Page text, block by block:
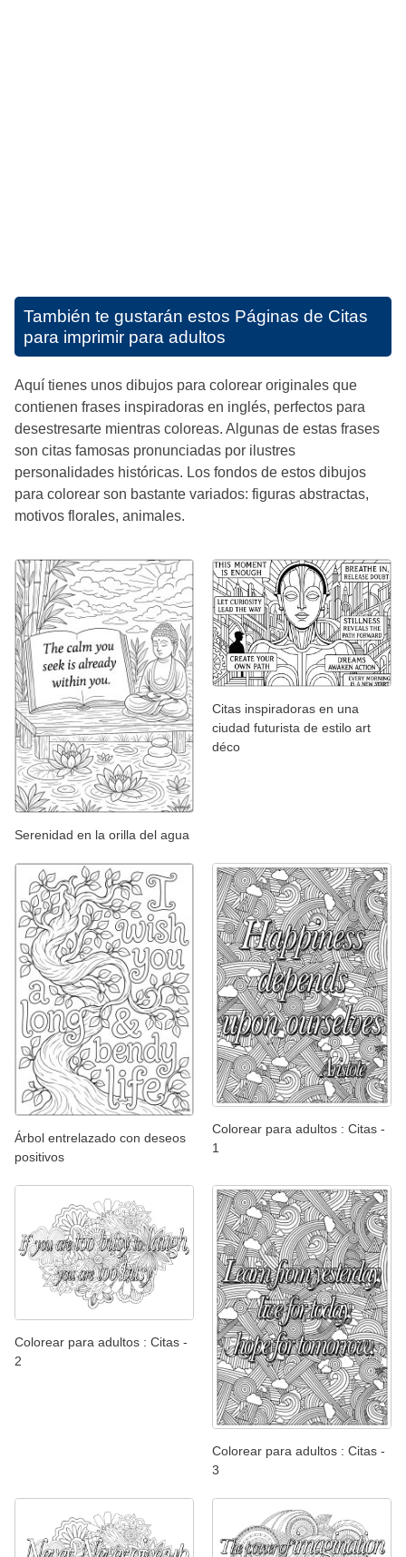
También te gustarán estos Páginas de Citas
para imprimir para adultos
Aquí tienes unos dibujos para colorear originales que
contienen frases inspiradoras en inglés, perfectos para
desestresarte mientras coloreas. Algunas de estas frases
son citas famosas pronunciadas por ilustres
personalidades históricas. Los fondos de estos dibujos
para colorear son bastante variados: figuras abstractas,
motivos florales, animales.
Serenidad en la orilla del agua
Citas inspiradoras en una
ciudad futurista de estilo art
déco
Árbol entrelazado con deseos
positivos
Colorear para adultos : Citas -
1
Colorear para adultos : Citas -
2
Colorear para adultos : Citas -
3